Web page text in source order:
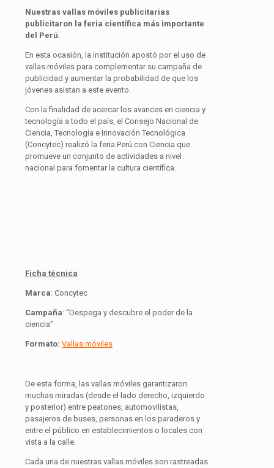
Nuestras vallas móviles publicitarias
publicitaron la feria científica más importante
del Perú.
En esta ocasión, la institución apostó por el uso de
vallas móviles para complementar su campaña de
publicidad y aumentar la probabilidad de que los
jóvenes asistan a este evento.
Con la finalidad de acercar los avances en ciencia y
tecnología a todo el país, el Consejo Nacional de
Ciencia, Tecnología e Innovación Tecnológica
(Concytec) realizó la feria Perú con Ciencia que
promueve un conjunto de actividades a nivel
nacional para fomentar la cultura científica.
Ficha técnica
Marca: Concytec
Campaña: “Despega y descubre el poder de la
ciencia”
Formato: Vallas móviles
De esta forma, las vallas móviles garantizaron
muchas miradas (desde el lado derecho, izquierdo
y posterior) entre peatones, automovilistas,
pasajeros de buses, personas en los paraderos y
entre el público en establecimientos o locales con
vista a la calle.
Cada una de nuestras vallas móviles son rastreadas